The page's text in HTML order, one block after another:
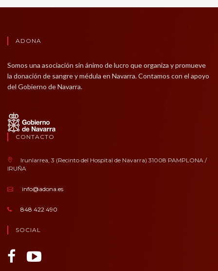
ADONA
Somos una asociación sin ánimo de lucro que organiza y promueve
la donación de sangre y médula en Navarra. Contamos con el apoyo
del Gobierno de Navarra.
CONTACTO
Irunlarrea, 3 (Recinto del Hospital de Navarra) 31008 PAMPLONA /
IRUÑA
info@adona.es
848 422 490
SOCIAL